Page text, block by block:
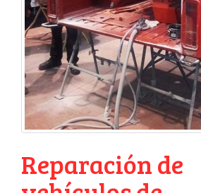
Reparación de